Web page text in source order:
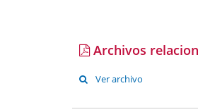
Archivos
Ver archivo